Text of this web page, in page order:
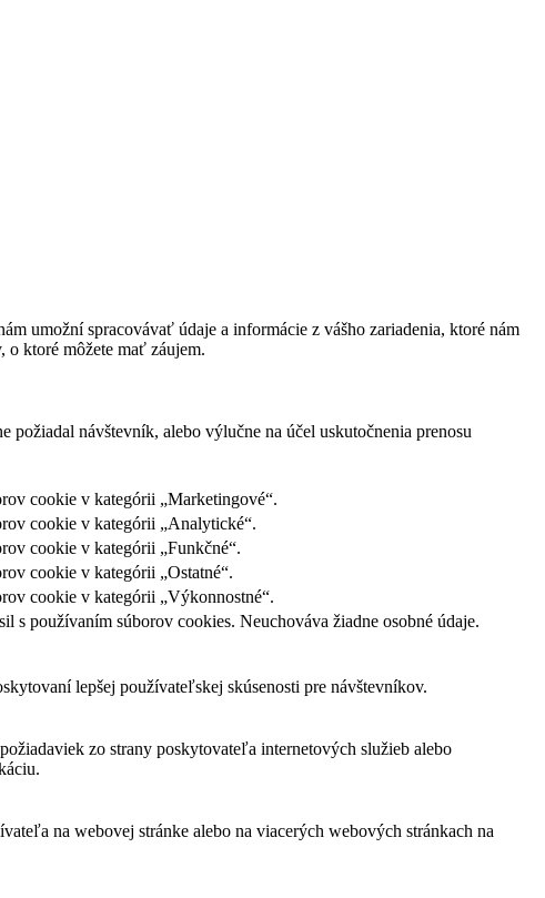
umožní spracovávať údaje a informácie z vášho zariadenia, ktoré nám
ktoré môžete mať záujem.
návštevník, alebo výlučne na účel uskutočnenia prenosu
cookie v kategórii „Marketingové“.
cookie v kategórii „Analytické“.
cookie v kategórii „Funkčné“.
cookie v kategórii „Ostatné“.
cookie v kategórii „Výkonnostné“.
s používaním súborov cookies. Neuchováva žiadne osobné údaje.
lepšej používateľskej skúsenosti pre návštevníkov.
zo strany poskytovateľa internetových služieb alebo
na webovej stránke alebo na viacerých webových stránkach na